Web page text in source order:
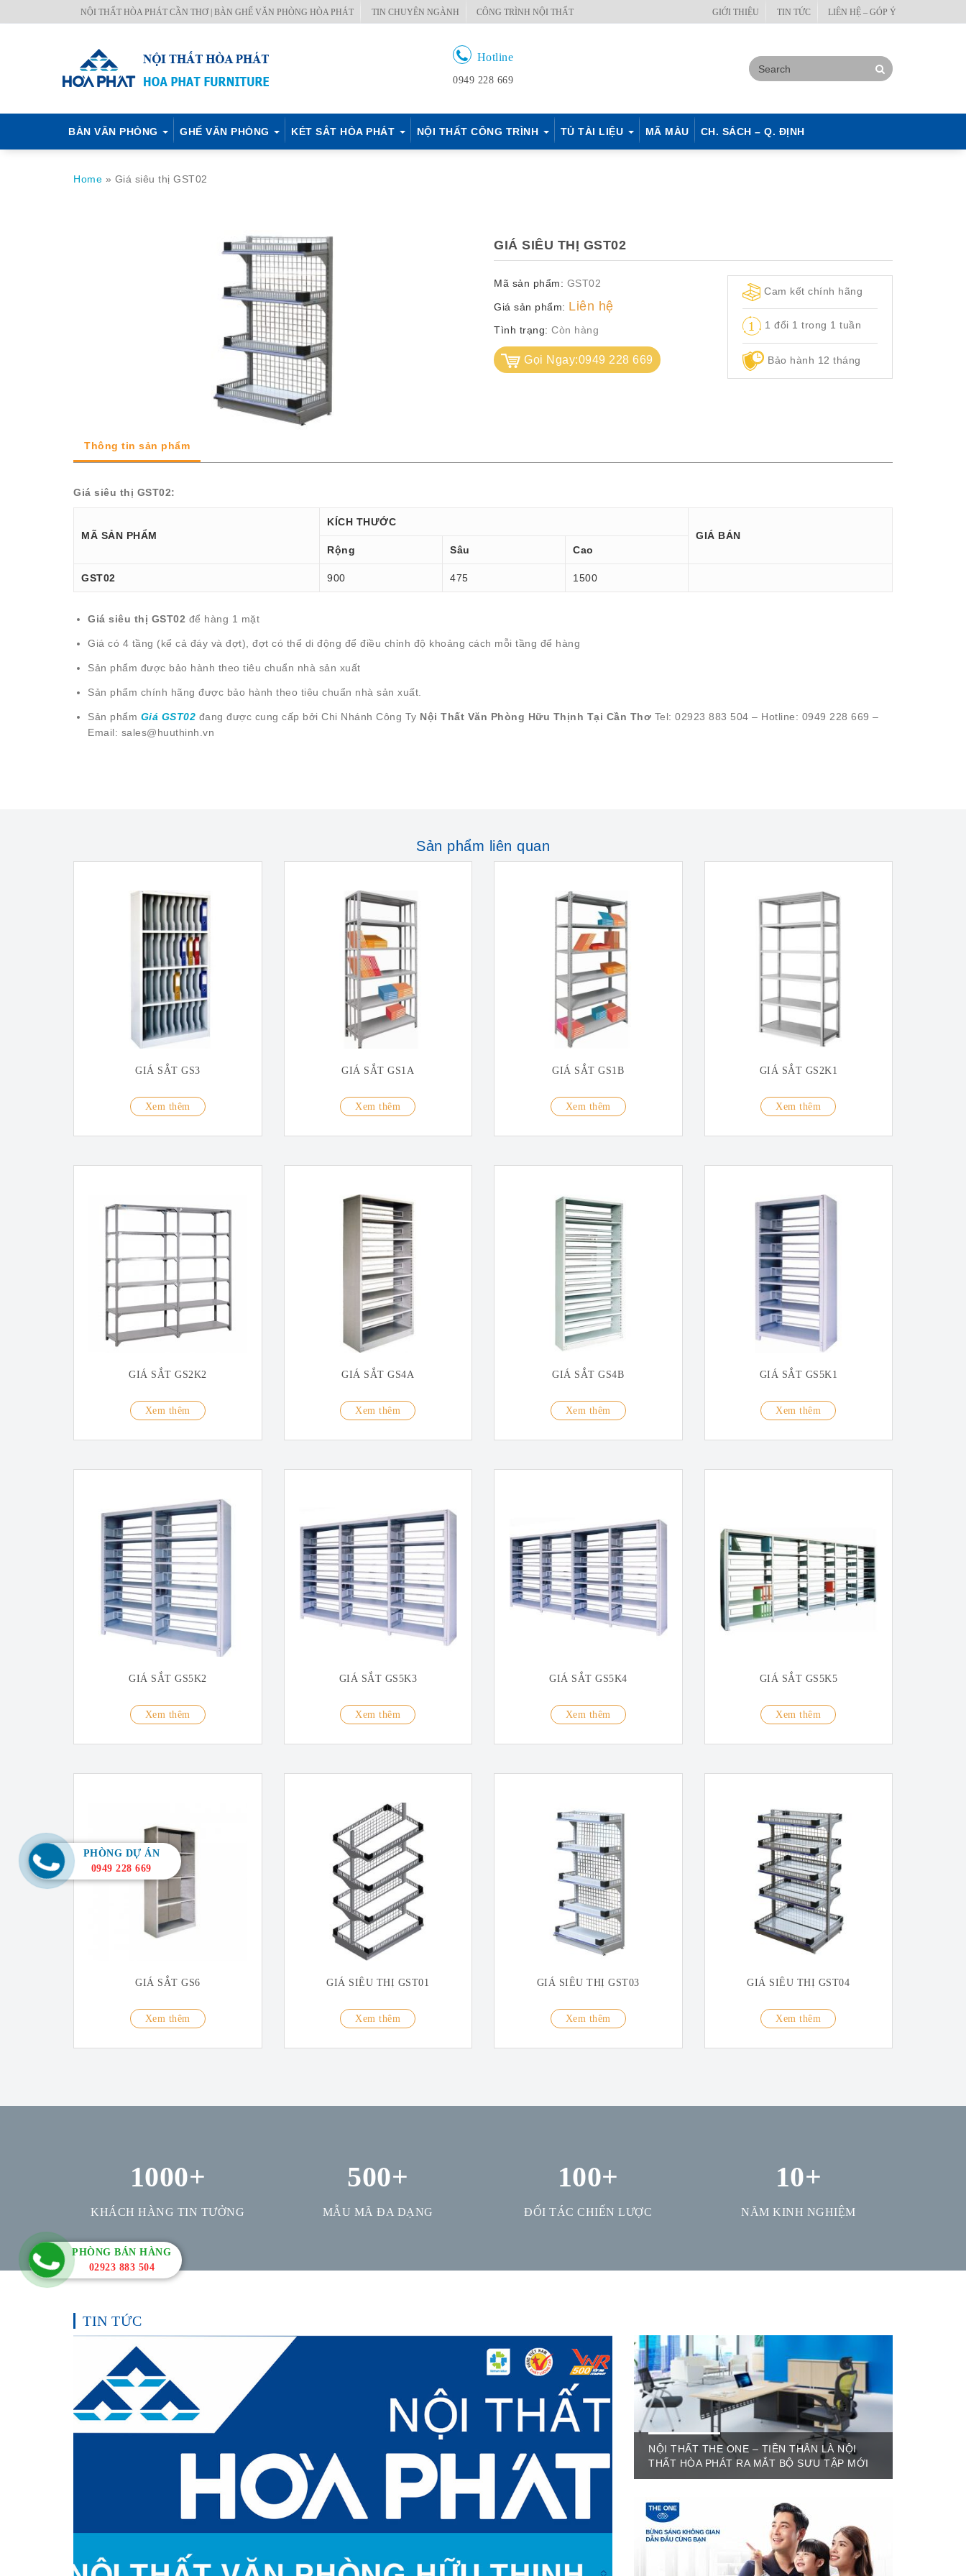
NỘI THẤT HÒA PHÁT CẦN THƠ | BÀN GHẾ VĂN PHÒNG HÒA PHÁT TIN CHUYÊN NGÀNH CÔNG TRÌNH NỘI THẤT GIỚI THIỆU TIN TỨC LIÊN HỆ – GÓP Ý
Hotline
0949 228 669
BÀN VĂN PHÒNG GHẾ VĂN PHÒNG KÉT SẮT HÒA PHÁT NỘI THẤT CÔNG TRÌNH TỦ TÀI LIỆU MÃ MÀU CH. SÁCH – Q. ĐỊNH
Home » Giá siêu thị GST02
GIÁ SIÊU THỊ GST02
Mã sản phẩm: GST02
Giá sản phẩm: Liên hệ
Tình trạng: Còn hàng
Gọi Ngay:0949 228 669
Cam kết chính hãng
1 đổi 1 trong 1 tuần
Bảo hành 12 tháng
Thông tin sản phẩm
Giá siêu thị GST02:
MÃ SẢN PHẨM
KÍCH THƯỚC
GIÁ BÁN
Rộng
Sâu Cao
GST02 900 475 1500
Giá siêu thị GST02 để hàng 1 mặt
Giá có 4 tầng (kể cả đáy và đợt), đợt có thể di động để điều chỉnh độ khoảng cách mỗi tầng để hàng
Sản phẩm được bảo hành theo tiêu chuẩn nhà sản xuất
Sản phẩm chính hãng được bảo hành theo tiêu chuẩn nhà sản xuất.
Sản phẩm Giá GST02 đang được cung cấp bởi Chi Nhánh Công Ty Nội Thất Văn Phòng Hữu Thịnh Tại Cần Thơ Tel: 02923 883 504 – Hotline: 0949 228 669 –
Email: sales@huuthinh.vn
Sản phẩm liên quan
GIÁ SẮT GS3
Xem thêm
GIÁ SẮT GS1A
Xem thêm
GIÁ SẮT GS1B
Xem thêm
GIÁ SẮT GS2K1
Xem thêm
GIÁ SẮT GS2K2
Xem thêm
GIÁ SẮT GS4A
Xem thêm
GIÁ SẮT GS4B
Xem thêm
GIÁ SẮT GS5K1
Xem thêm
GIÁ SẮT GS5K2
Xem thêm
GIÁ SẮT GS5K3
Xem thêm
GIÁ SẮT GS5K4
Xem thêm
GIÁ SẮT GS5K5
Xem thêm
GIÁ SẮT GS6
Xem thêm
GIÁ SIÊU THỊ GST01
Xem thêm
GIÁ SIÊU THỊ GST03
Xem thêm
GIÁ SIÊU THỊ GST04
Xem thêm
1000+
KHÁCH HÀNG TIN TƯỞNG
500+
MẪU MÃ ĐA DẠNG
100+
ĐỐI TÁC CHIẾN LƯỢC
10+
NĂM KINH NGHIỆM
TIN TỨC
NỘI THẤT THE ONE – TIỀN THÂN LÀ NỘI
THẤT HÒA PHÁT RA MẮT BỘ SƯU TẬP MỚI
The One Cần Thơ Thông báo về việc thay đổi
thương hiệu Nội Thất Hòa Phát Ngày ...
PHÒNG DỰ ÁN
0949 228 669
PHÒNG BÁN HÀNG
02923 883 504